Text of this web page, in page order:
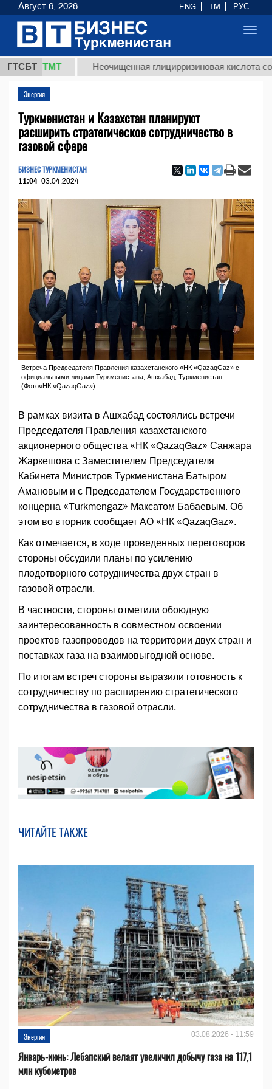
ГТСБТ
ТМТ Неочищенная глицирризиновая кислота
Энергия
Туркменистан и Казахстан планируют
расширить стратегическое сотрудничество в
газовой сфере
БИЗНЕС ТУРКМЕНИСТАН
11:04 03.04.2024
Встреча Председателя Правления казахстанского «НК «QazaqGaz» с
официальными лицами Туркменистана, Ашхабад, Туркменистан
(Фото«НК «QazaqGaz»).
В рамках визита в Ашхабад состоялись встречи
Председателя Правления казахстанского
акционерного общества «НК «QazaqGaz» Санжара
Жаркешова с Заместителем Председателя
Кабинета Министров Туркменистана Батыром
Амановым и с Председателем Государственного
концерна «Türkmengaz» Максатом Бабаевым. Об
этом во вторник сообщает АО «НК «QazaqGaz».
Как отмечается, в ходе проведенных переговоров
стороны обсудили планы по усилению
плодотворного сотрудничества двух стран в
газовой отрасли.
В частности, стороны отметили обоюдную
заинтересованность в совместном освоении
проектов газопроводов на территории двух стран и
поставках газа на взаимовыгодной основе.
По итогам встреч стороны выразили готовность к
сотрудничеству по расширению стратегического
сотрудничества в газовой отрасли.
ЧИТАЙТЕ ТАКЖЕ
Энергия 03.08.2026 - 11:59
Январь-июнь: Лебапский велаят увеличил добычу газа на 117,1
млн кубометров
Август 6, 2026 ENG TM РУС